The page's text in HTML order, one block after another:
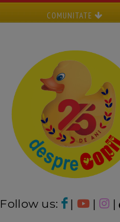
COMUNITATE
Follow us: | | |